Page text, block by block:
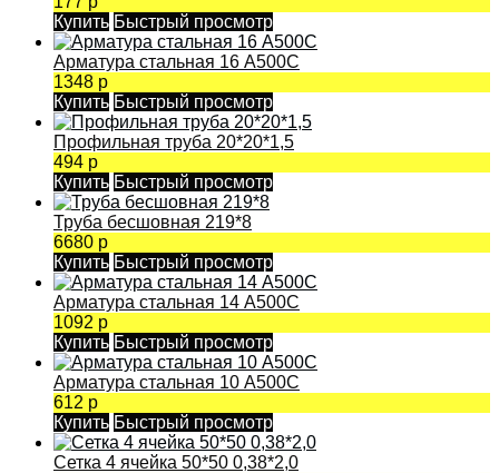
Купить Быстрый просмотр
Арматура стальная 16 А500С
1348 р
Купить Быстрый просмотр
Профильная труба 20*20*1,5
494 р
Купить Быстрый просмотр
Труба бесшовная 219*8
6680 р
Купить Быстрый просмотр
Арматура стальная 14 А500С
1092 р
Купить Быстрый просмотр
Арматура стальная 10 А500С
612 р
Купить Быстрый просмотр
Сетка 4 ячейка 50*50 0,38*2,0